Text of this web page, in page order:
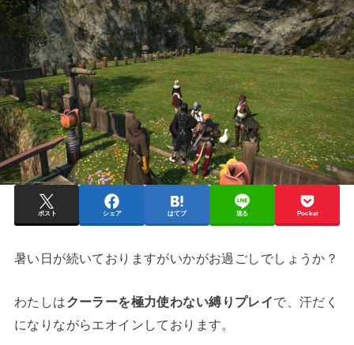
ポスト シェア はてブ 送る Pocket
暑い日が続いておりますがいかがお過ごしでしょうか？
わたしはクーラーを極力使わない縛りプレイで、汗だく
になりながらエオインしております。